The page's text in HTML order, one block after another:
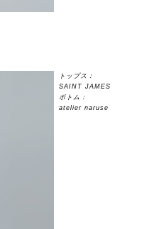
トップス：
SAINT JAMES
ボトム：
atelier naruse